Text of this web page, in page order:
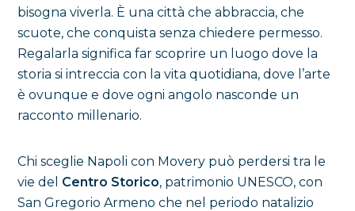
bisogna viverla. È una città che abbraccia, che
scuote, che conquista senza chiedere permesso.
Regalarla significa far scoprire un luogo dove la
storia si intreccia con la vita quotidiana, dove l’arte
è ovunque e dove ogni angolo nasconde un
racconto millenario.
Chi sceglie Napoli con Movery può perdersi tra le
vie del Centro Storico, patrimonio UNESCO, con
San Gregorio Armeno che nel periodo natalizio